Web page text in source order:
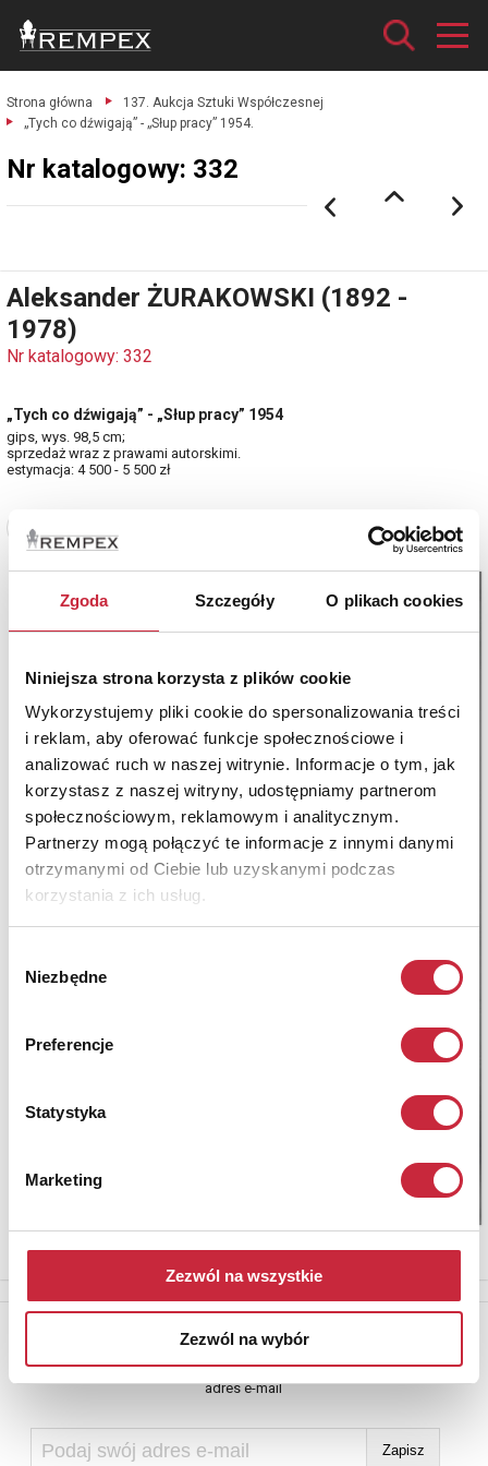
Zgoda Szczegóły O plikach cookies
Niniejsza strona korzysta z plików cookie
Wykorzystujemy pliki cookie do spersonalizowania treści
i reklam, aby oferować funkcje społecznościowe i
analizować ruch w naszej witrynie. Informacje o tym, jak
korzystasz z naszej witryny, udostępniamy partnerom
społecznościowym, reklamowym i analitycznym.
Partnerzy mogą połączyć te informacje z innymi danymi
otrzymanymi od Ciebie lub uzyskanymi podczas
korzystania z ich usług.
zgody
Niezbędne
Preferencje
Statystyka
Marketing
Zezwól na wszystkie
Zezwól na wybór
Strona główna
137. Aukcja Sztuki Współczesnej
„Tych co dźwigają” - „Słup pracy” 1954.
Nr katalogowy: 332
Aleksander ŻURAKOWSKI (1892 -
1978)
Nr katalogowy: 332
„Tych co dźwigają” - „Słup pracy” 1954
gips, wys. 98,5 cm;
sprzedaż wraz z prawami autorskimi.
estymacja: 4 500 - 5 500 zł
Zobacz pełne informacje
Newsletter
Aby otrzymywać informacje o nowych aukcjach, prosimy podać
adres e-mail